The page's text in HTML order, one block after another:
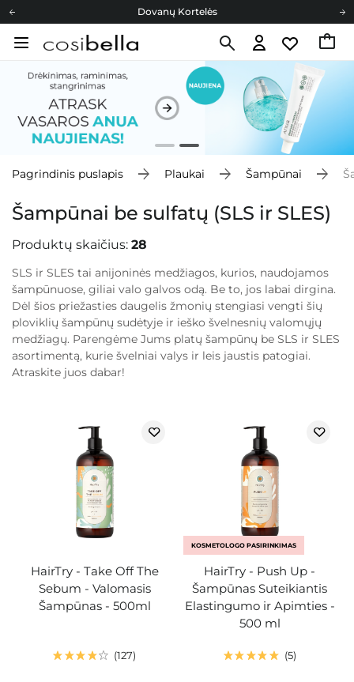
Cosibella lojalumo programa
Nemokamas pristatymas nuo 40,00 €
Dovanų Kortelės
Pagrindinis puslapis Plaukai Šampūnai
Šampūnai be sulfatų (SLS ir SLES)
Produktų skaičius: 28
SLS ir SLES tai anijoninės medžiagos, kurios, naudojamos
šampūnuose, giliai valo galvos odą. Be to, jos labai dirgina.
Dėl šios priežasties daugelis žmonių stengiasi vengti šių
ploviklių šampūnų sudėtyje ir ieško švelnesnių valomųjų
medžiagų. Parengėme Jums platų šampūnų be SLS ir SLES
asortimentą, kurie švelniai valys ir leis jaustis patogiai.
Atraskite juos dabar!
HairTry - Take Off The
Sebum - Valomasis
Šampūnas - 500ml
127
KOSMETOLOGO PASIRINKIMAS
HairTry - Push Up -
Šampūnas Suteikiantis
Elastingumo ir Apimties -
500 ml
5